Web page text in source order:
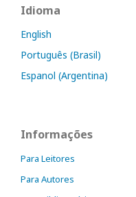
Idioma
English
Português (Brasil)
Espanol (Argentina)
Informações
Para Leitores
Para Autores